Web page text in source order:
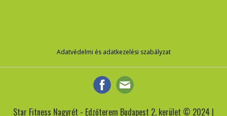
Adatvédelmi és adatkezelési szabályzat
Star Fitness Nagyrét - Edzőterem Budapest 2. kerület © 2024 |